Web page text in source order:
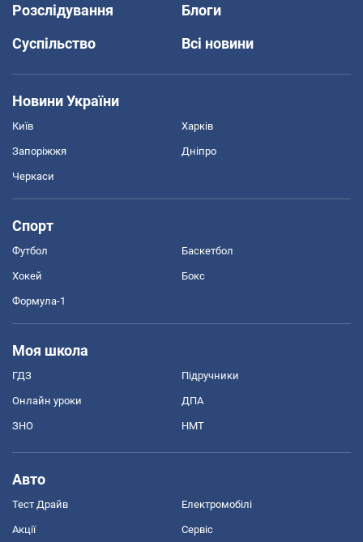
Розслідування
Блоги
Суспільство
Всі новини
Новини України
Київ Харків
Запоріжжя Дніпро
Черкаси
Спорт
Футбол Баскетбол
Хокей Бокс
Формула-1
Моя школа
ГДЗ Підручники
Онлайн уроки ДПА
ЗНО НМТ
Авто
Тест Драйв Електромобілі
Акції Сервіс